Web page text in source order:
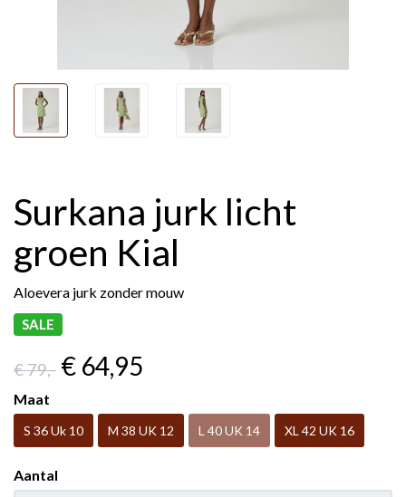
Surkana jurk licht
groen Kial
Aloevera jurk zonder mouw
SALE
€ 79,- € 64,95
Maat
S 36 Uk 10 M 38 UK 12 L 40 UK 14 XL 42 UK 16
Aantal